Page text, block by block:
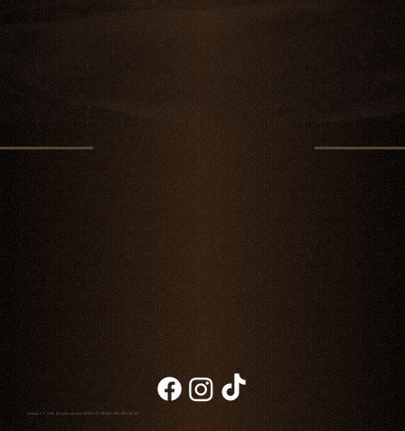
Chambao © 2026. All rights reserved NOTICE OF PRIVACY BLOG